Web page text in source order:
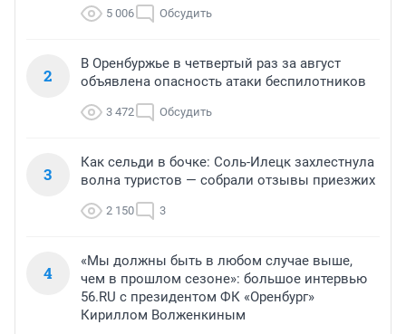
5 006 Обсудить
2
В Оренбуржье в четвертый раз за август
объявлена опасность атаки беспилотников
3 472 Обсудить
3
Как сельди в бочке: Соль-Илецк захлестнула
волна туристов — собрали отзывы приезжих
2 150 3
4
«Мы должны быть в любом случае выше,
чем в прошлом сезоне»: большое интервью
56.RU с президентом ФК «Оренбург»
Кириллом Волженкиным